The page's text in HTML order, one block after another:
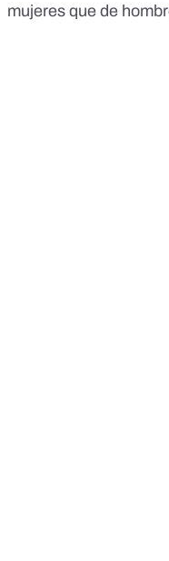
mujeres que de